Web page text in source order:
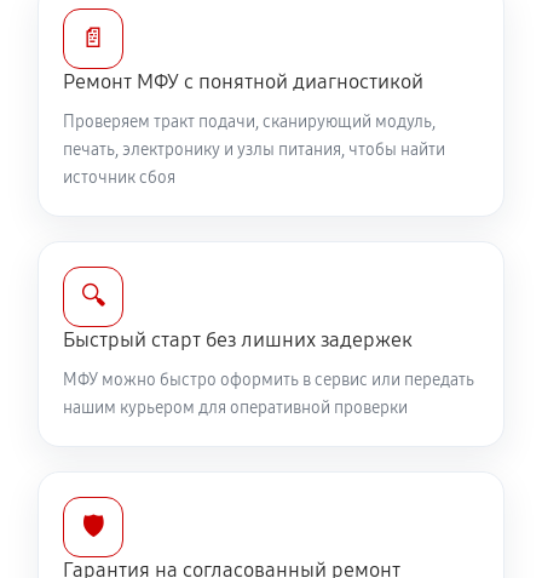
📄
Ремонт МФУ с понятной диагностикой
Проверяем тракт подачи, сканирующий модуль,
печать, электронику и узлы питания, чтобы найти
источник сбоя
🔍
Быстрый старт без лишних задержек
МФУ можно быстро оформить в сервис или передать
нашим курьером для оперативной проверки
🛡️
Гарантия на согласованный ремонт